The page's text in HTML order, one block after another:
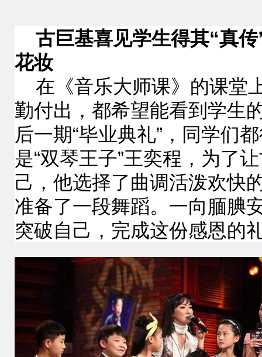
古巨基喜见学生得其“真
花妆
在《音乐大师课》的课堂
勤付出，都希望能看到学生
后一期“毕业典礼”，同学们
是“双琴王子”王奕程，为了
己，他选择了曲调活泼欢快
准备了一段舞蹈。一向腼腆
突破自己，完成这份感恩的